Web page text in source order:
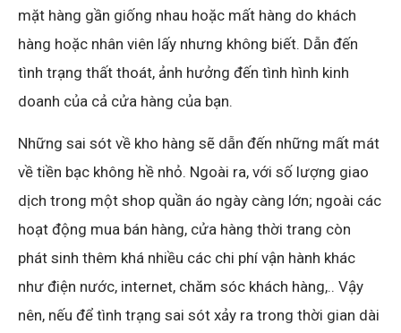
mặt hàng gần giống nhau hoặc mất hàng do khách
hàng hoặc nhân viên lấy nhưng không biết. Dẫn đến
tình trạng thất thoát, ảnh hưởng đến tình hình kinh
doanh của cả cửa hàng của bạn.
Những sai sót về kho hàng sẽ dẫn đến những mất mát
về tiền bạc không hề nhỏ. Ngoài ra, với số lượng giao
dịch trong một shop quần áo ngày càng lớn; ngoài các
hoạt động mua bán hàng, cửa hàng thời trang còn
phát sinh thêm khá nhiều các chi phí vận hành khác
như điện nước, internet, chăm sóc khách hàng,.. Vậy
nên, nếu để tình trạng sai sót xảy ra trong thời gian dài